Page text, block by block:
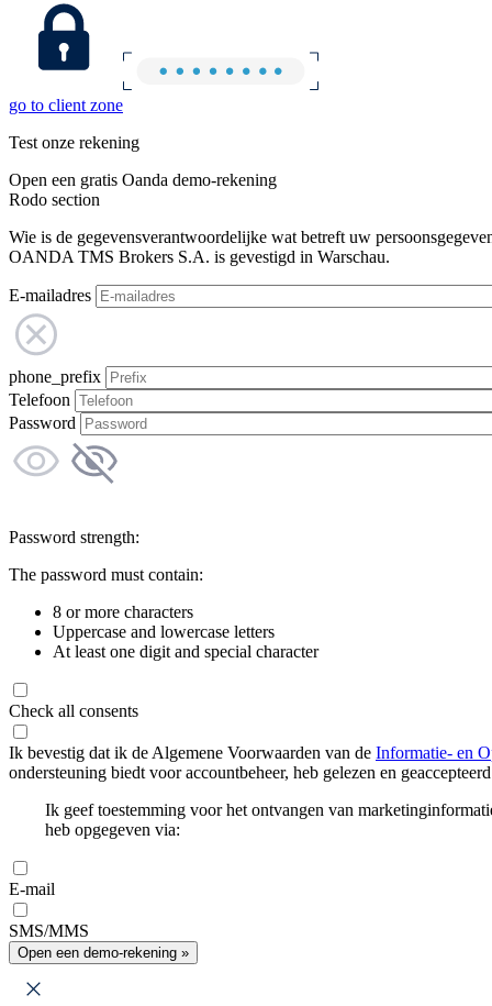
go to client zone
Test onze rekening
Open een gratis Oanda demo-rekening
Rodo section
Wie is de gegevensverantwoordelijke wat betreft uw
OANDA TMS Brokers S.A. is gevestigd in Warschau.
E-mailadres
phone_prefix
Telefoon
Password
Password strength:
The password must contain:
8 or more characters
Uppercase and lowercase letters
At least one digit and special character
Check all consents
Ik bevestig dat ik de Algemene Voorwaarden van de Informatie- en
ondersteuning biedt voor accountbeheer, heb gelezen en
Ik geef toestemming voor het ontvangen van
heb opgegeven via:
E-mail
SMS/MMS
Open een demo-rekening »